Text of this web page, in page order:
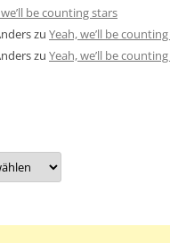
be counting stars
zu Yeah, we’ll be
zu Yeah, we’ll be